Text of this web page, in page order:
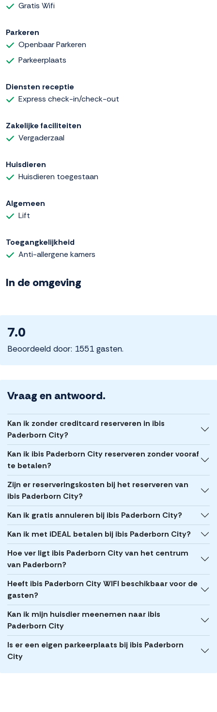
Gratis Wifi
Parkeren
Openbaar Parkeren
Parkeerplaats
Diensten receptie
Express check-in/check-out
Zakelijke faciliteiten
Vergaderzaal
Huisdieren
Huisdieren toegestaan
Algemeen
Lift
Toegangkelijkheid
Anti-allergene kamers
In de omgeving
7.0
Beoordeeld door: 1551 gasten.
Vraag en antwoord.
Kan ik zonder creditcard reserveren in ibis
Paderborn City?
Kan ik ibis Paderborn City reserveren zonder vooraf
te betalen?
Zijn er reserveringskosten bij het reserveren van
ibis Paderborn City?
Kan ik gratis annuleren bij ibis Paderborn City?
Kan ik met iDEAL betalen bij ibis Paderborn City?
Hoe ver ligt ibis Paderborn City van het centrum
van Paderborn?
Heeft ibis Paderborn City WIFI beschikbaar voor de
gasten?
Kan ik mijn huisdier meenemen naar ibis
Paderborn City
Is er een eigen parkeerplaats bij ibis Paderborn
City